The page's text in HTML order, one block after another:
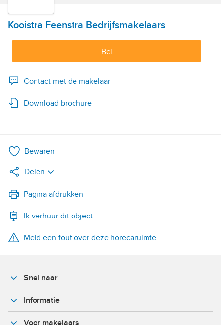
Kooistra Feenstra Bedrijfsmakelaars
Bel
Contact met de makelaar
Download brochure
Bewaren
Delen
LinkedIn
WhatsApp
X
Pagina afdrukken
Ik verhuur dit object
Meld een fout over deze horecaruimte
Snel naar
Informatie
Voor makelaars